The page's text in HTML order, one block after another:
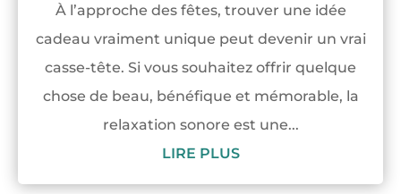
À l’approche des fêtes, trouver une idée
cadeau vraiment unique peut devenir un vrai
casse-tête. Si vous souhaitez offrir quelque
chose de beau, bénéfique et mémorable, la
relaxation sonore est une...
LIRE PLUS